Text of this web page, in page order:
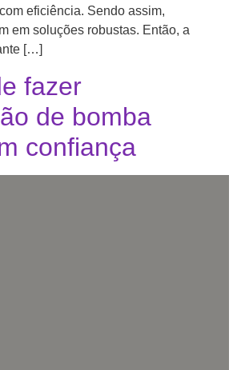
eficiência. Sendo assim,
em soluções robustas. Então, a
[…]
fazer
de bomba
confiança